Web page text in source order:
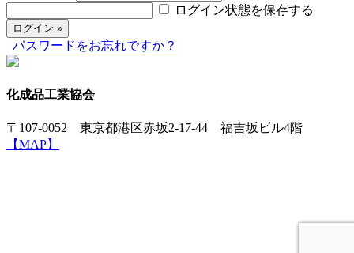
ログイン状態を保存する
パスワードをお忘れですか？
化成品工業協会
〒107-0052 東京都港区赤坂2-17-44 福吉坂ビル4階
【MAP】